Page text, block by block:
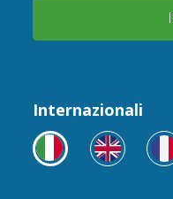
Internazionali